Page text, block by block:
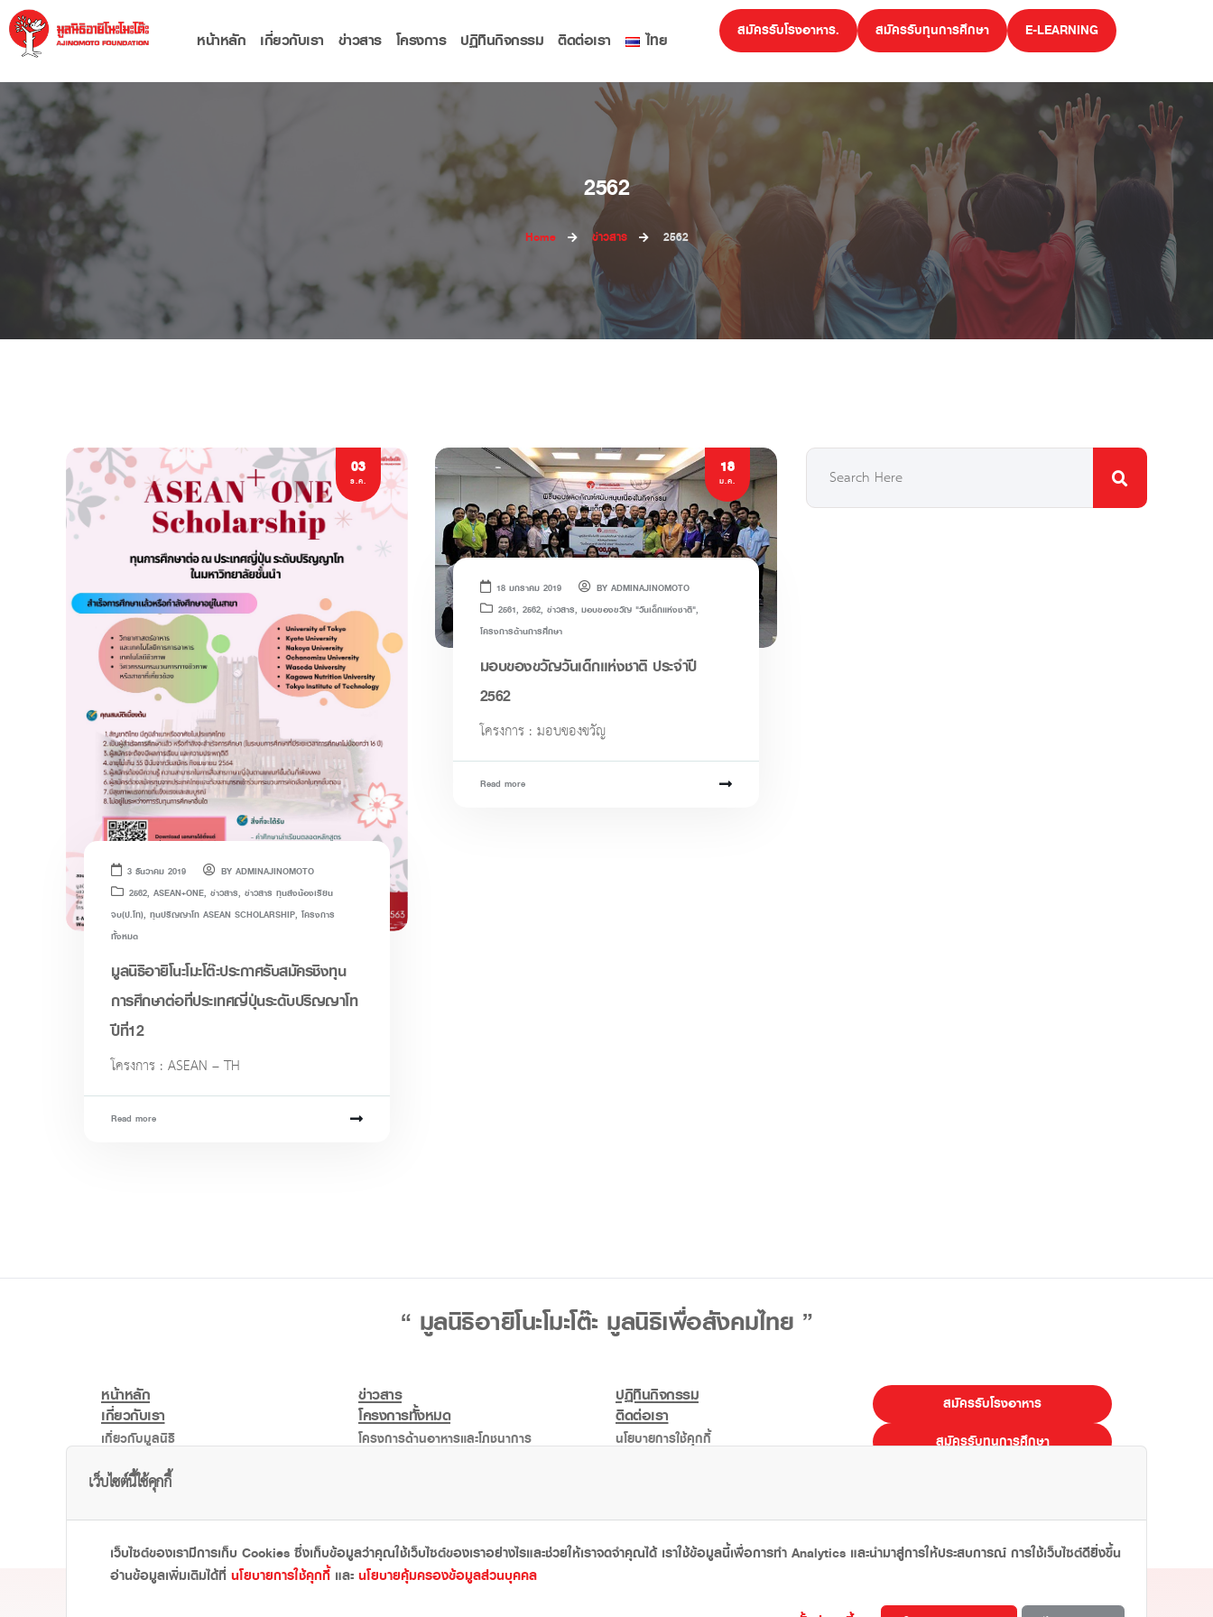
หน้าหลัก เกี่ยวกับเรา ข่าวสาร โครงการ ปฏิทินกิจกรรม ติดต่อเรา ไทย สมัครรับโรงอาหาร. สมัครรับทุนการศึกษา E-LEARNING
2562
Home ข่าวสาร 2562
03
ธ.ค.
3 ธันวาคม 2019 BY ADMINAJINOMOTO
2562, ASEAN+ONE, ข่าวสาร, ข่าวสาร ทุนส่งน้องเรียน
จบ(ป.โท), ทุนปริญญาโท ASEAN SCHOLARSHIP, โครงการ
ทั้งหมด
มูลนิธิอายิโนะโมะโต๊ะประกาศรับสมัครชิงทุน
การศึกษาต่อที่ประเทศญี่ปุ่นระดับปริญญาโท
ปีที่12
โครงการ : ASEAN – TH
Read more
18
ม.ค.
18 มกราคม 2019 BY ADMINAJINOMOTO
2561, 2562, ข่าวสาร, มอบของขวัญ "วันเด็กแห่งชาติ",
โครงการด้านการศึกษา
มอบของขวัญวันเด็กแห่งชาติ ประจำปี
2562
โครงการ : มอบของขวัญ
Read more
“ มูลนิธิอายิโนะโมะโต๊ะ มูลนิธิเพื่อสังคมไทย ”
หน้าหลัก
เกี่ยวกับเรา
เกี่ยวกับมูลนิธิ
ความเป็นมา
คณะกรรมการ
ข่าวสาร
โครงการทั้งหมด
โครงการด้านอาหารและโภชนาการ
โครงการในอดีต
ปฏิทินกิจกรรม
ติดต่อเรา
นโยบายการใช้คุกกี้
สมัครรับโรงอาหาร
สมัครรับทุนการศึกษา
เว็บไซต์นี้ใช้คุกกี้
เว็บไซต์ของเรามีการเก็บ Cookies ซึ่งเก็บข้อมูลว่าคุณใช้เว็บไซต์ของเราอย่างไรและช่วยให้เราจดจำคุณได้ เราใช้ข้อมูลนี้เพื่อการทำ Analytics และนำมาสู่การให้ประสบการณ์ การใช้เว็บไซต์ดียิ่งขึ้น
อ่านข้อมูลเพิ่มเติมได้ที่ นโยบายการใช้คุกกี้ และ นโยบายคุ้มครองข้อมูลส่วนบุคคล